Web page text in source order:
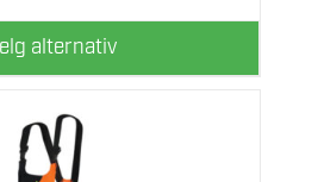
alternativ